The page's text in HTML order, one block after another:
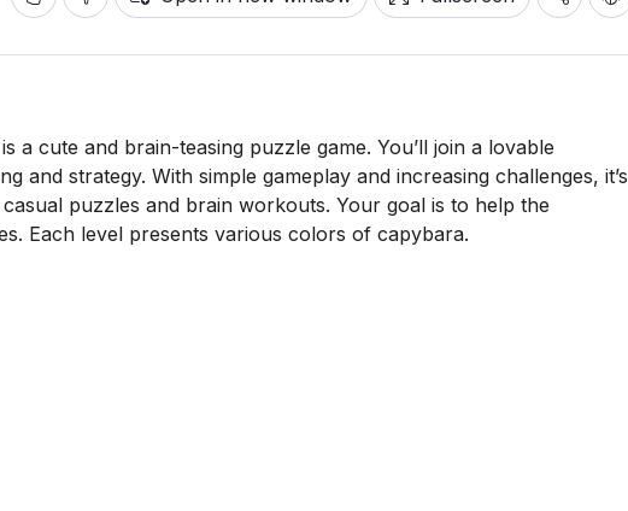
a cute and brain-teasing puzzle game. You’ll join a lovable
and strategy. With simple gameplay and increasing challenges, it’s
puzzles and brain workouts. Your goal is to help the
Each level presents various colors of capybara.